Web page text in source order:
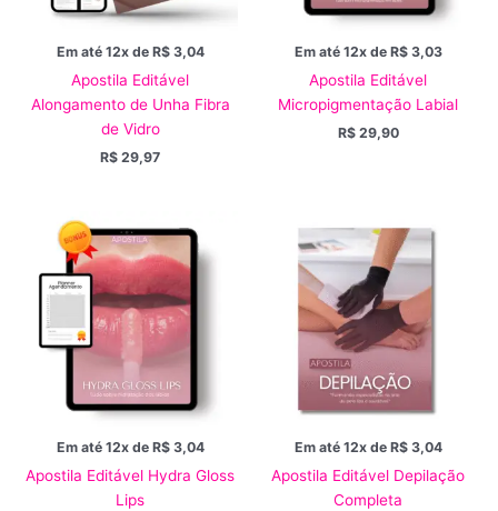
Em até 12x de R$3,04
Apostila Editável
Alongamento de Unha Fibra
de Vidro
R$ 29,97
Em até 12x de R$3,03
Apostila Editável
Micropigmentação Labial
R$29,90
Em até 12x de R$3,04
Apostila Editável Hydra Gloss
Lips
Em até 12x de R$3,04
Apostila Editável Depilação
Completa